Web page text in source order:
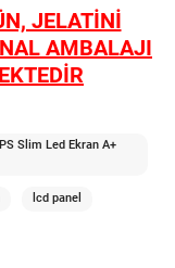
JELATİNİ
AMBALAJI
Slim Led Ekran A+
lcd panel